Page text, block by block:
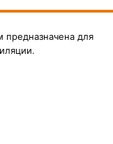
предназначена для